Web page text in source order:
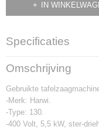
IN
Specificaties
Productcode
2263
Omschrijving
Gebruikte
-Merk: Harwi.
-Type: 130.
-400 Volt, 5,5 kW, ster-